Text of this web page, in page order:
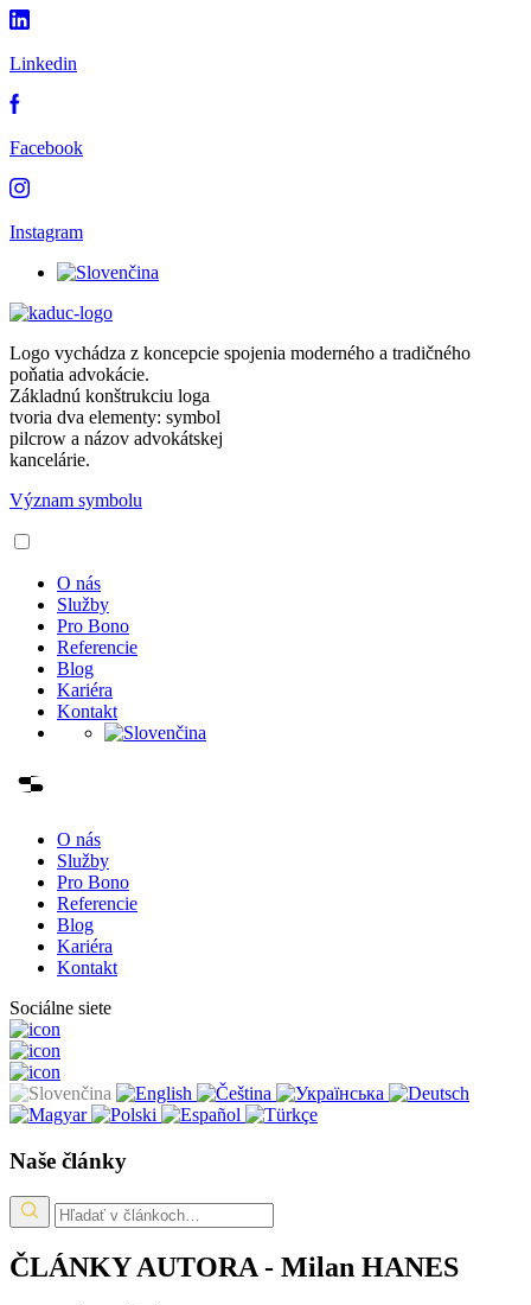
Linkedin
Facebook
Instagram
Logo vychádza z koncepcie spojenia moderného a tradičného
poňatia advokácie.
Základnú konštrukciu loga
tvoria dva elementy: symbol
pilcrow a názov advokátskej
kancelárie.
Význam symbolu
O nás
Služby
Pro Bono
Referencie
Blog
Kariéra
Kontakt
O nás
Služby
Pro Bono
Referencie
Blog
Kariéra
Kontakt
Sociálne siete
Naše články
ČLÁNKY AUTORA - Milan HANES